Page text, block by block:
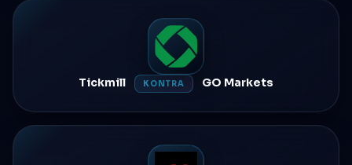
Tickmill KONTRA GO Markets